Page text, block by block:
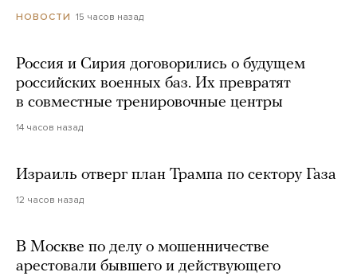
НОВОСТИ 15 часов назад
Россия и Сирия договорились о будущем
российских военных баз. Их превратят
в совместные тренировочные центры
14 часов назад
Израиль отверг план Трампа по сектору Газа
12 часов назад
В Москве по делу о мошенничестве
арестовали бывшего и действующего